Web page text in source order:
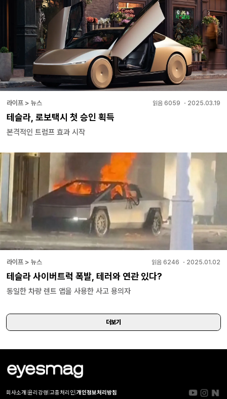
라이프 > 뉴스 읽음 6059 ・ 2025.03.19
테슬라, 로보택시 첫 승인 획득
본격적인 트럼프 효과 시작
라이프 > 뉴스 읽음 6246 ・ 2025.01.02
테슬라 사이버트럭 폭발, 테러와 연관 있다?
동일한 차량 렌트 앱을 사용한 사고 용의자
더보기
회사소개 윤리강령 고충처리인 개인정보처리방침